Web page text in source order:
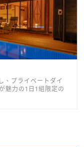
、プライベートダイ
魅力の1日1組限定の